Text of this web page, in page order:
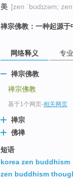
美 [zen ˈbʊdɪzəm; zen
禅宗佛教：一种起源于
网络释义 专
禅宗佛教
禅宗佛教
基于1个网页-相关网页
禅宗
佛禅
短语
korea zen buddhism
zen buddhism